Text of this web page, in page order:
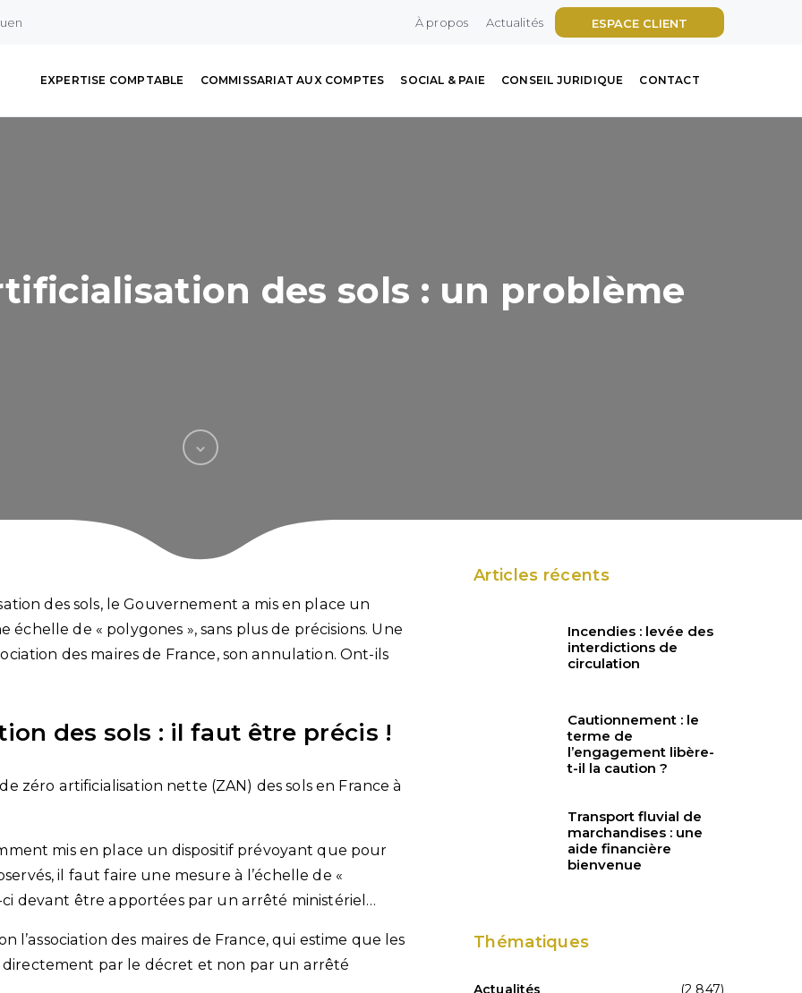
ESPACE CLIENT
À propos Actualités
EXPERTISE COMPTABLE COMMISSARIAT AUX COMPTES SOCIAL & PAIE CONSEIL JURIDIQUE CONTACT
des sols : un problème
des sols, le Gouvernement a mis en place un
de « polygones », sans plus de précisions. Une
des maires de France, son annulation. Ont-ils
des sols : il faut être précis !
zéro artificialisation nette (ZAN) des sols en France à
mis en place un dispositif prévoyant que pour
il faut faire une mesure à l’échelle de «
ci devant être apportées par un arrêté ministériel…
l’association des maires de France, qui estime que les
directement par le décret et non par un arrêté
Articles récents
Incendies : levée des
interdictions de
circulation
Cautionnement : le
terme de
l’engagement libère-
t-il la caution ?
Transport fluvial de
marchandises : une
aide financière
bienvenue
Thématiques
Actualités
(2 847)